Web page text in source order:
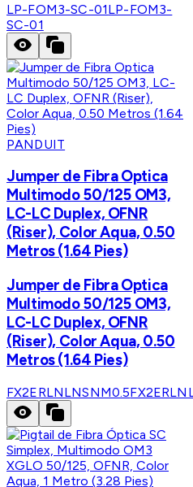
LP-FOM3-SC-01LP-FOM3-
SC-01
PANDUIT
Jumper de Fibra Optica
Multimodo 50/125 OM3,
LC-LC Duplex, OFNR
(Riser), Color Aqua, 0.50
Metros (1.64 Pies)
Jumper de Fibra Optica
Multimodo 50/125 OM3,
LC-LC Duplex, OFNR
(Riser), Color Aqua, 0.50
Metros (1.64 Pies)
FX2ERLNLNSNM0.5